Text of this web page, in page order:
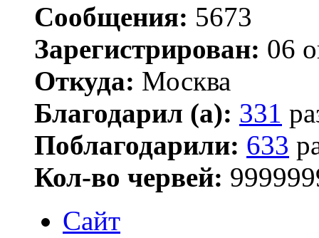
Сообщения: 5673
Зарегистрирован: 06
Откуда: Москва
Благодарил (а): 331
Поблагодарили: 633
Кол-во червей:
Сайт